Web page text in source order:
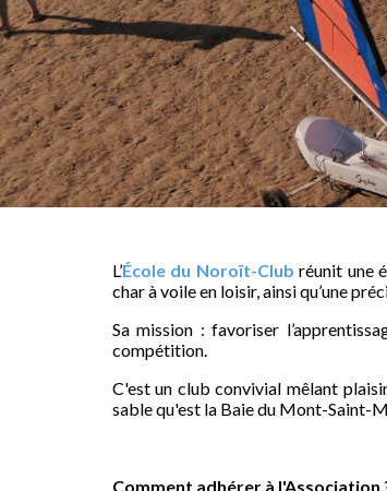
L’École du Noroît-Club réunit une
char à voile en loisir, ainsi qu’une
Sa mission : favoriser
compétition.
C'est un club convivial mêlant
sable qu'est la Baie du Mont-Saint-
Comment adhérer à l'Association